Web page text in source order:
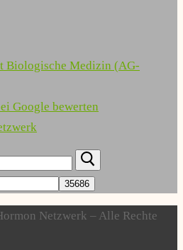
Biologische Medizin (AG-
Google bewerten
Netzwerk – Alle Rechte